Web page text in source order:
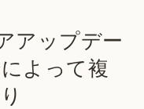
アップデー
よって複